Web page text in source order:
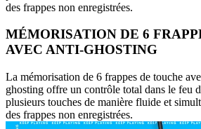
des frappes non enregistrées.
MÉMORISATION DE 6
AVEC ANTI-GHOSTING
La mémorisation de 6 frappes de touche
ghosting offre un contrôle total dans le feu
plusieurs touches de manière fluide et
des frappes non enregistrées.